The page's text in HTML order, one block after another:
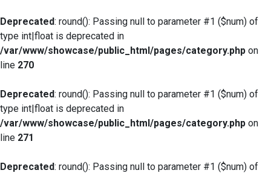
Deprecated: round(): Passing null to parameter #1 ($num) of
type int|float is deprecated in
/var/www/showcase/public_html/pages/category.php on
line 270
Deprecated: round(): Passing null to parameter #1 ($num) of
type int|float is deprecated in
/var/www/showcase/public_html/pages/category.php on
line 271
Deprecated: round(): Passing null to parameter #1 ($num) of